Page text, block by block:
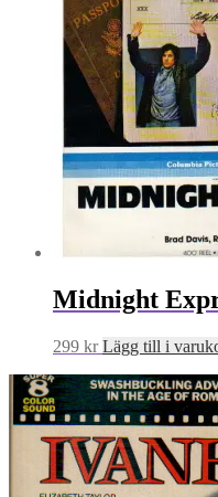
Midnight
299 kr Lägg till i